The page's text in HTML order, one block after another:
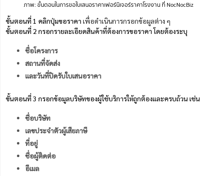
ภาพ: ขั้นตอนในการขอใบเสนอราคาเฟอร์นิเจอร์ราคาโรงงาน ที่ NocNocBiz
ขั้นตอนที่ 1 คลิกปุ่มขอราคา เพื่อดำเนินการกรอกข้อมูลต่าง ๆ
ขั้นตอนที่ 2 กรอกรายละเอียดสินค้าที่ต้องการขอราคา โดยต้องระบุ
ชื่อโครงการ
สถานที่จัดส่ง
และวันที่ปิดรับใบเสนอราคา
ขั้นตอนที่ 3 กรอกข้อมูลบริษัทของผู้ใช้บริการให้ถูกต้องและครบถ้วน เช่น
ชื่อบริษัท
เลขประจำตัวผู้เสียภาษี
ที่อยู่
ชื่อผู้ติดต่อ
อีเมล